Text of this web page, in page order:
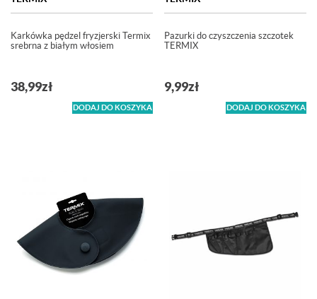
Karkówka pędzel fryzjerski Termix
srebrna z białym włosiem
38,99zł
DODAJ DO KOSZYKA
Pazurki do czyszczenia szczotek
TERMIX
9,99zł
DODAJ DO KOSZYKA